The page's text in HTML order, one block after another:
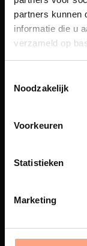
partners kunnen
informatie die u
verzameld op
Noodzakelijk
Voorkeuren
Statistieken
Marketing
Een
eigen